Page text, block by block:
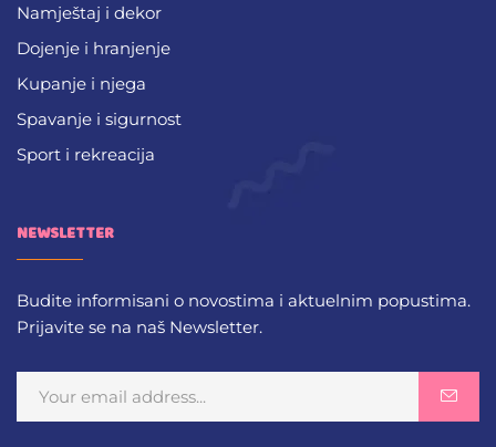
Namještaj i dekor
Dojenje i hranjenje
Kupanje i njega
Spavanje i sigurnost
Sport i rekreacija
NEWSLETTER
Budite informisani o novostima i aktuelnim popustima.
Prijavite se na naš Newsletter.